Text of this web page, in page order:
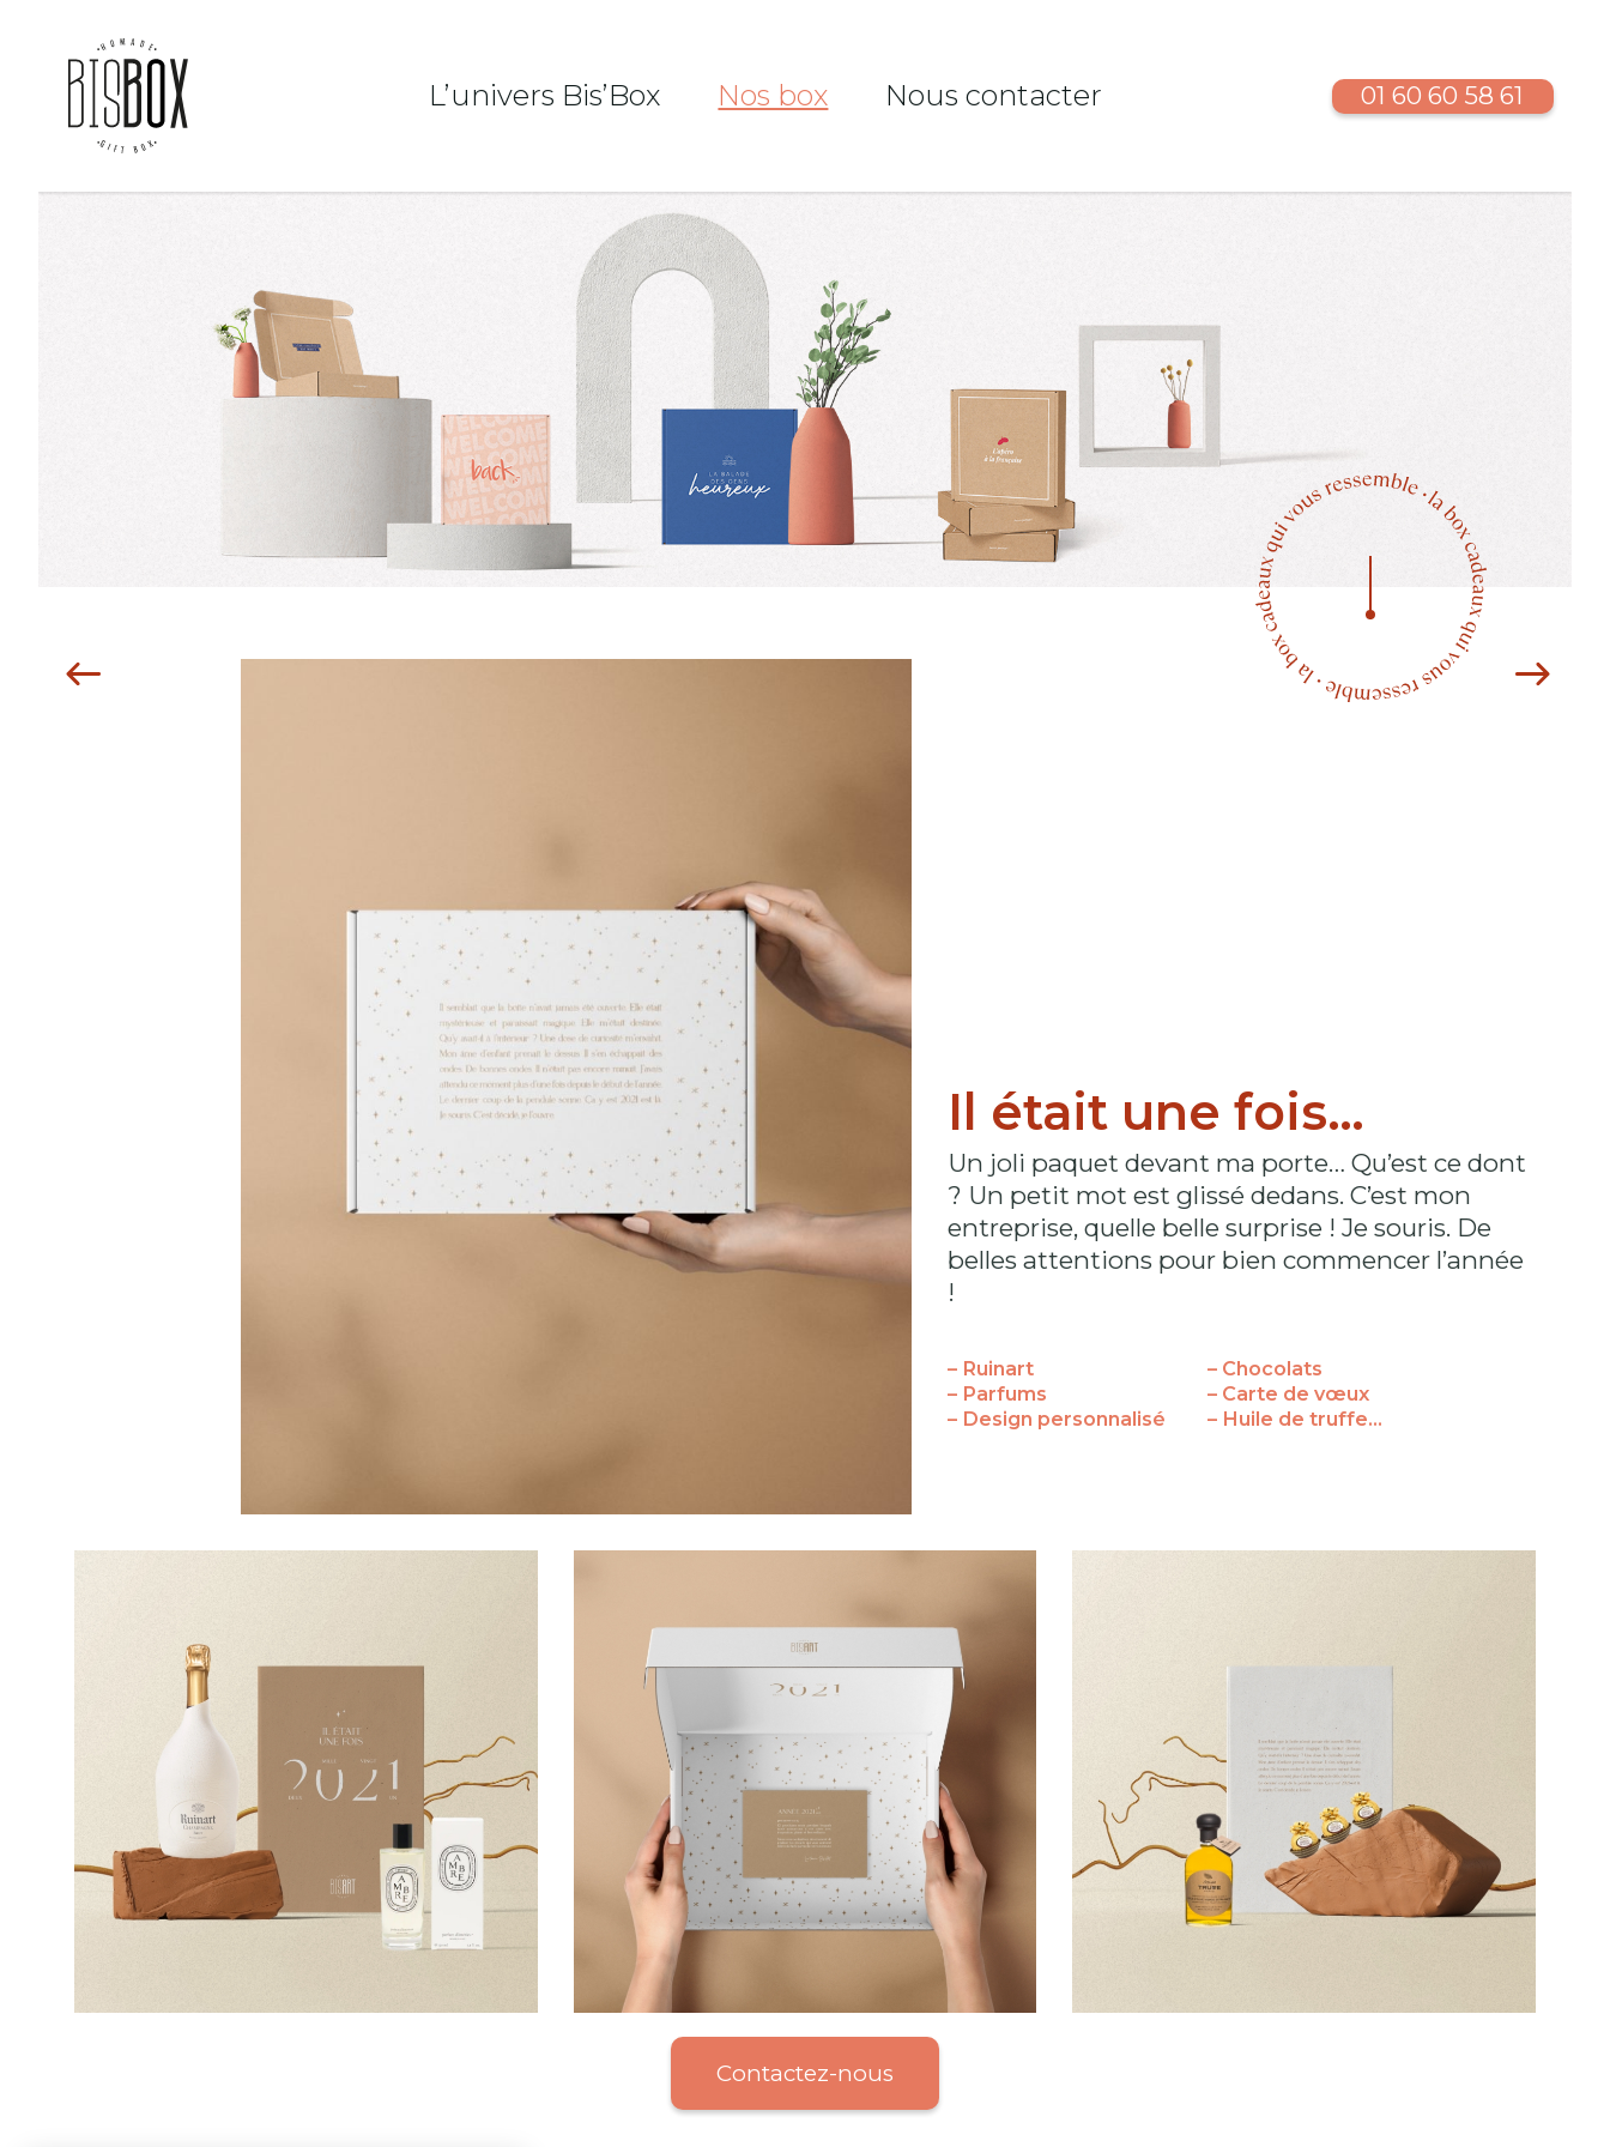
L’univers Bis’Box Nos box Nous contacter 01 60 60 58 61
Il était une fois…
Un joli paquet devant ma porte… Qu’est ce dont
? Un petit mot est glissé dedans. C’est mon
entreprise, quelle belle surprise ! Je souris. De
belles attentions pour bien commencer l’année
!
– Ruinart
– Parfums
– Design personnalisé
– Chocolats
– Carte de vœux
– Huile de truffe…
Contactez-nous